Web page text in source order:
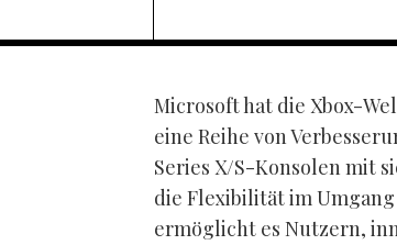
Microsoft hat die Xbox-
eine Reihe von
Series X/S-Konsolen mit
die Flexibilität im
ermöglicht es Nutzern,